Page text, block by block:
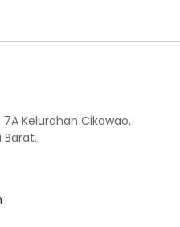
Kelurahan Cikawao,
Barat.